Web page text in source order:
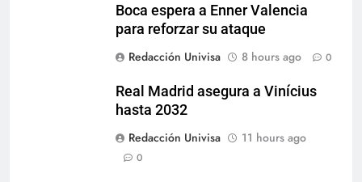
Boca espera a Enner Valencia
para reforzar su ataque
Redacción Univisa
8 hours ago 0
Real Madrid asegura a Vinícius
hasta 2032
Redacción Univisa
11 hours ago
0